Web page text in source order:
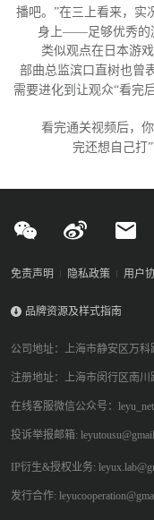
播吧。”在三上看来，实
身上——足够优秀的
类似观点在日本游戏
部曲总监滨口直树也曾
需要进化到让观众“看完
看完通关视频后，你
完还想自己打
免责声明 隐私政策 用户
品牌资源及样式指南
公司地址：上海市静安区万
注册地址：上海市闵行区南川
在线客服微信公众号：leyu_net
投诉举报邮箱:
IP衍生&授权业务:
发行合作: